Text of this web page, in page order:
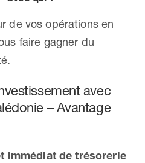
de vos opérations en
faire gagner du
avec
– Avantage
immédiat de trésorerie